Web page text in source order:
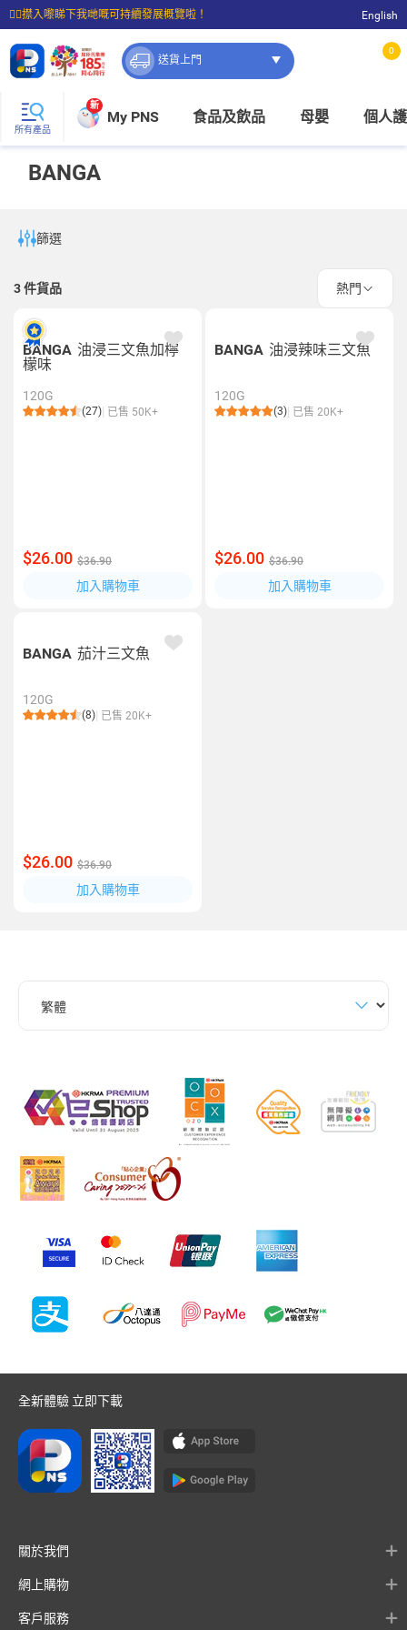
☝🏼㩒入嚟睇下我哋嘅可持續發展概覽啦！
⭐購物滿$399即享免費送貨；滿$100即可免費店取。
English
送貨上門
0
所有產品
新
My PNS 食品及飲品 母嬰 個人
BANGA
篩選
3件貨品 熱門
BANGA 油浸三文魚加檸
檬味
120G
(27) 已售 50K+
$26.00 $36.90
加入購物車
BANGA 油浸辣味三文魚
120G
(3) 已售 20K+
$26.00 $36.90
加入購物車
BANGA 茄汁三文魚
120G
(8) 已售 20K+
$26.00 $36.90
加入購物車
全新體驗 立即下載
關於我們
網上購物
客戶服務